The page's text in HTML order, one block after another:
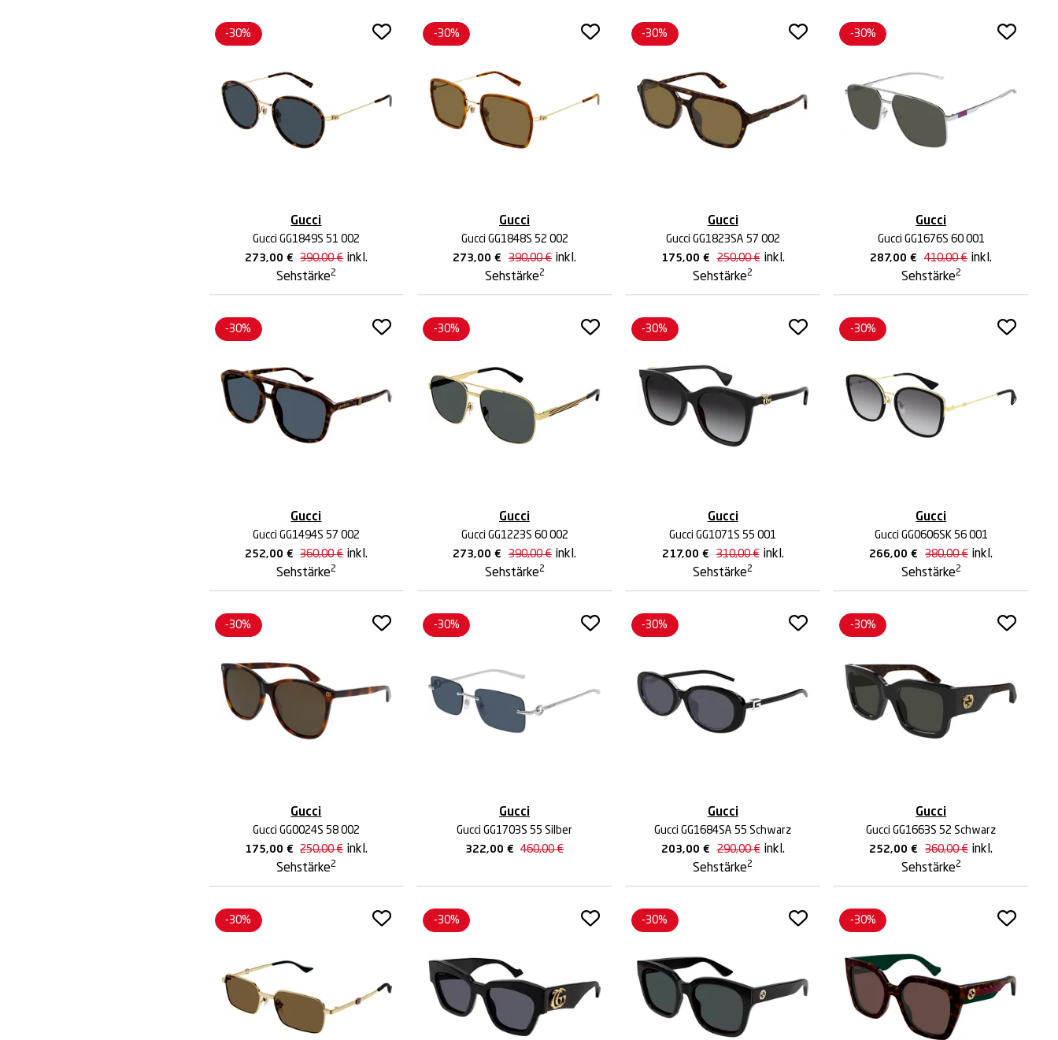
Gucci
Gucci GG1849S 51 002
273,00 € 390,00€ inkl.
Sehstärke2
-30%
Gucci
Gucci GG1848S 52 002
273,00€ 390,00€ inkl.
Sehstärke2
-30%
Gucci
Gucci GG1823SA 57 002
175,00 € 250,00€ inkl.
Sehstärke2
-30%
Gucci
Gucci GG1676S 60 001
287,00€ 410,00€ inkl.
Sehstärke2
-30%
Gucci
Gucci GG1494S 57 002
252,00 € 360,00€ inkl.
Sehstärke2
-30%
Gucci
Gucci GG1223S 60 002
273,00€ 390,00€ inkl.
Sehstärke2
-30%
Gucci
Gucci GG1071S 55 001
217,00 € 310,00€ inkl.
Sehstärke2
-30%
Gucci
Gucci GG0606SK 56 001
266,00€ 380,00€ inkl.
Sehstärke2
-30%
Gucci
Gucci GG0024S 58 002
175,00 € 250,00€ inkl.
Sehstärke2
-30%
Gucci
Gucci GG1703S 55 Silber
322,00 € 460,00€
-30%
Gucci
Gucci GG1684SA 55 Schwarz
203,00 € 290,00€ inkl.
Sehstärke2
-30%
Gucci
Gucci GG1663S 52 Schwarz
252,00€ 360,00€ inkl.
Sehstärke2
-30%
-30% -30% -30% -30%